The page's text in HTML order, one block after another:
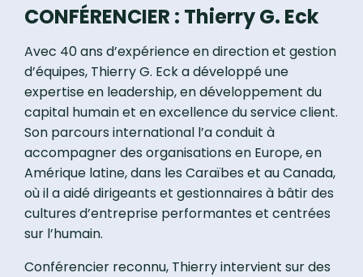
CONFÉRENCIER : Thierry G. Eck
Avec 40 ans d’expérience en direction et gestion
d’équipes, Thierry G. Eck a développé une
expertise en leadership, en développement du
capital humain et en excellence du service client.
Son parcours international l’a conduit à
accompagner des organisations en Europe, en
Amérique latine, dans les Caraïbes et au Canada,
où il a aidé dirigeants et gestionnaires à bâtir des
cultures d’entreprise performantes et centrées
sur l’humain.
Conférencier reconnu, Thierry intervient sur des